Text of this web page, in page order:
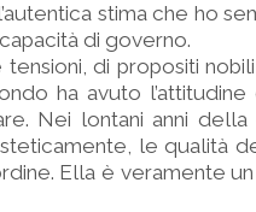
stima che ho
di governo.
di propositi
ha avuto
Nei lontani anni
le qualità
Ella è veramente